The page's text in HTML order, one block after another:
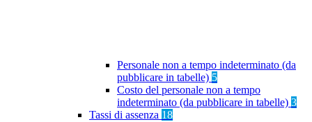
Personale non a tempo indeterminato (da
pubblicare in tabelle) 5
Costo del personale non a tempo
indeterminato (da pubblicare in tabelle) 3
Tassi di assenza 18